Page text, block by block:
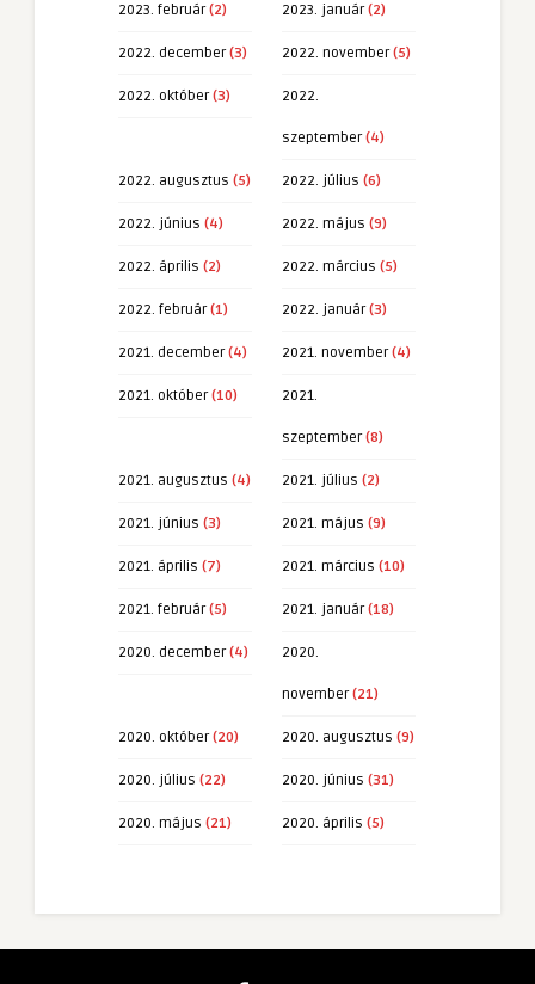
2023. február(2) 2023. január(2)
2022. december(3) 2022. november(5)
2022. október(3) 2022.
szeptember(4)
2022. augusztus (5) 2022. július (6)
2022. június (4) 2022. május (9)
2022. április (2) 2022. március (5)
2022. február(1) 2022. január(3)
2021. december(4) 2021. november(4)
2021. október(10) 2021.
szeptember(8)
2021. augusztus (4) 2021. július (2)
2021. június (3) 2021. május (9)
2021. április (7) 2021. március (10)
2021. február(5) 2021. január(18)
2020. december(4) 2020.
november(21)
2020. október(20) 2020. augusztus (9)
2020. július (22) 2020. június (31)
2020. május (21) 2020. április (5)